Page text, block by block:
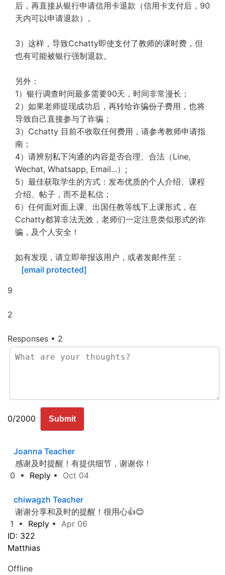
后，再直接从银行申请信用卡退款（信用卡支付后，90
天内可以申请退款）。
3）这样，导致Cchatty即使支付了教师的课时费，但
也有可能被银行强制退款。
另外：
1）银行调查时间最多需要90天，时间非常漫长；
2）如果老师提现成功后，再转给诈骗份子费用，也将
导致自己直接参与了诈骗；
3）Cchatty 目前不收取任何费用，请参考教师申请指
南；
4）请辨别私下沟通的内容是否合理、合法（Line,
Wechat, Whatsapp, Email...）;
5）最佳获取学生的方式：发布优质的个人介绍、课程
介绍、帖子，而不是私信；
6）任何面对面上课、出国任教等线下上课形式，在
Cchatty都算非法无效，老师们一定注意类似形式的诈
骗，及个人安全！
如有发现，请立即举报该用户，或者发邮件至：
[email protected]
9
2
Responses • 2
0/2000 Submit
Joanna Teacher
感谢及时提醒！有提供细节，谢谢你！
0 • Reply • Oct 04
chiwagzh Teacher
谢谢分享和及时的提醒！很用心👍😊
1 • Reply • Apr 06
ID: 322
Matthias
Offline